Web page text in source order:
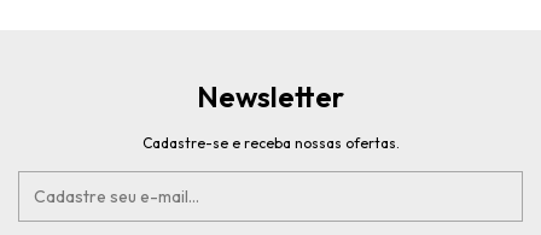
Newsletter
Cadastre-se e receba nossas ofertas.